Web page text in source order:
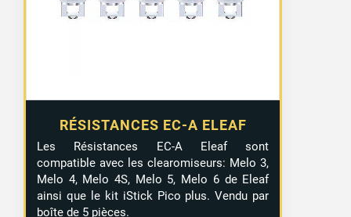
RÉSISTANCES EC-A ELEAF
Les Résistances EC-A Eleaf sont
compatible avec les clearomiseurs: Melo 3,
Melo 4, Melo 4S, Melo 5, Melo 6 de Eleaf
ainsi que le kit iStick Pico plus. Vendu par
boîte de 5 pièces.